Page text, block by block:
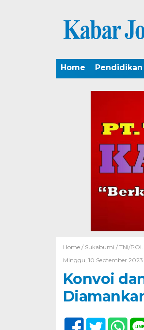
Home Pendidikan
Home / Sukabumi / TNI/
Minggu, 10 September 2023
Konvoi